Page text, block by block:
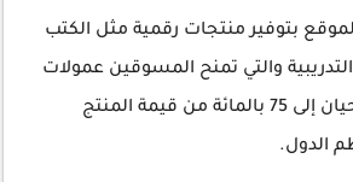
بتوفير منتجات رقمية مثل الكتب
التدريبية والتي تمنح المسوقين عمولات
تصل في كثير من الأحيان إلى 75 بالمائة من قيمة المنتج
الدول.